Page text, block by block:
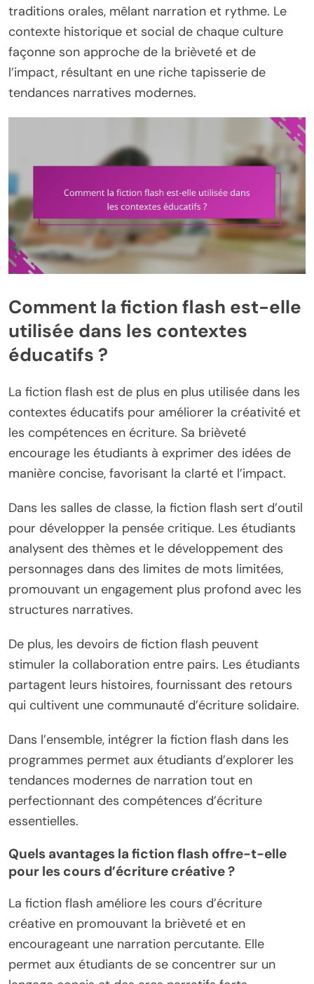
traditions orales, mêlant narration et rythme. Le
contexte historique et social de chaque culture
façonne son approche de la brièveté et de
l’impact, résultant en une riche tapisserie de
tendances narratives modernes.
Comment la fiction flash est-elle
utilisée dans les contextes
éducatifs ?
La fiction flash est de plus en plus utilisée dans les
contextes éducatifs pour améliorer la créativité et
les compétences en écriture. Sa brièveté
encourage les étudiants à exprimer des idées de
manière concise, favorisant la clarté et l’impact.
Dans les salles de classe, la fiction flash sert d’outil
pour développer la pensée critique. Les étudiants
analysent des thèmes et le développement des
personnages dans des limites de mots limitées,
promouvant un engagement plus profond avec les
structures narratives.
De plus, les devoirs de fiction flash peuvent
stimuler la collaboration entre pairs. Les étudiants
partagent leurs histoires, fournissant des retours
qui cultivent une communauté d’écriture solidaire.
Dans l’ensemble, intégrer la fiction flash dans les
programmes permet aux étudiants d’explorer les
tendances modernes de narration tout en
perfectionnant des compétences d’écriture
essentielles.
Quels avantages la fiction flash offre-t-elle
pour les cours d’écriture créative ?
La fiction flash améliore les cours d’écriture
créative en promouvant la brièveté et en
encourageant une narration percutante. Elle
permet aux étudiants de se concentrer sur un